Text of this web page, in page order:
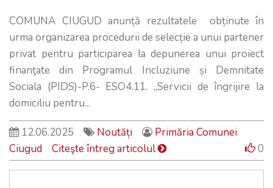
COMUNA CIUGUD anunță rezultatele obținute în
urma organizarea procedurii de selecție a unui partener
privat pentru participarea la depunerea unui proiect
finanţate din Programul Incluziune și Demnitate
Sociala (PIDS)-P.6- ESO4.11. „Servicii de îngrijire la
domiciliu pentru...
12.06.2025 Noutăți
Primăria Comunei
Ciugud
Citeşte întreg articolul 0